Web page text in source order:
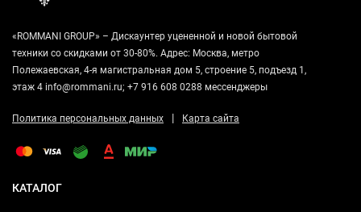
«ROMMANI GROUP» – Дискаунтер уцененной и новой бытовой
техники со скидками от 30-80%. Адрес: Москва, метро
Полежаевская, 4-я магистральная дом 5, строение 5, подъезд 1,
этаж 4 info@rommani.ru; +7 916 608 0288 мессенджеры
Политика персональных данных | Карта сайта
КАТАЛОГ